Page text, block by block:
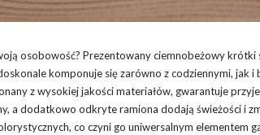
osobowość? Prezentowany ciemnobeżowy
komponuje się zarówno z codziennymi, jak i
z wysokiej jakości materiałów, gwarantuje
a dodatkowo odkryte ramiona dodają świeżości i
co czyni go uniwersalnym elementem